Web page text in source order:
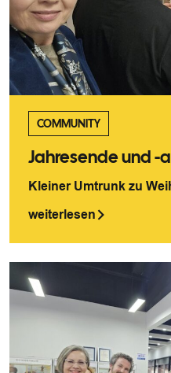
COMMUNITY
Jahresende und -
Kleiner Umtrunk zu
weiterlesen